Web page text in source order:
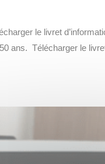
le livret
ans. Télécharger le